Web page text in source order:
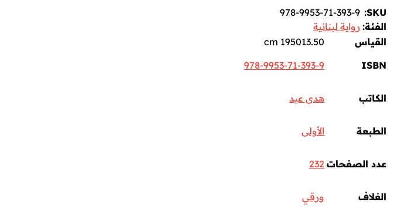
SKU:
978-9953-71-393-9
الفئة: رواية لبنانية
القياس
195013.50 cm
ISBN
978-9953-71-393-9
الكاتب هدى عيد
الطبعة الأولى
عدد الصفحات 232
الغلاف ورقي